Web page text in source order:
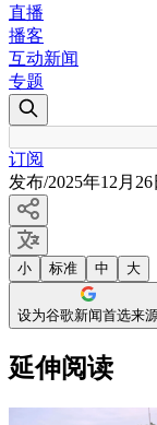
直播
播客
互动新闻
专题
订阅
发布/2025年12月26
小 标准 中 大
设为谷歌新闻首选来
延伸阅读